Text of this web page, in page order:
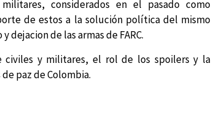
considerados en el pasado como
de estos a la solución política del mismo
de las armas de FARC.
civiles y militares, el rol de los spoilers y la
paz de Colombia.